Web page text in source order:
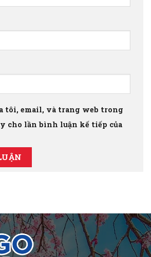
tôi, email, và trang web trong
cho lần bình luận kế tiếp của